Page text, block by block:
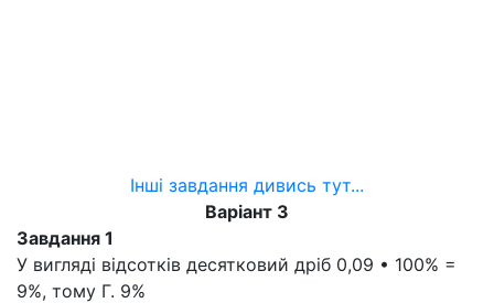
Інші завдання дивись тут...
Варіант 3
Завдання 1
У вигляді відсотків десятковий дріб 0,09 • 100% =
9%, тому Г. 9%